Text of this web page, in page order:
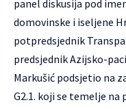
panel diskusija pod
domovinske i iseljene
potpredsjednik
predsjednik Azijsko-
Markušić podsjetio na
G2.1. koji se temelje